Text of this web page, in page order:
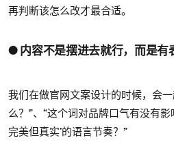
再判断该怎么改才最合适。
● 内容不是摆进去就行，而是有
我们在做官网文案设计的时候，会
么？”、“这个词对品牌口气有没有影
完美但真实’的语言节奏？”